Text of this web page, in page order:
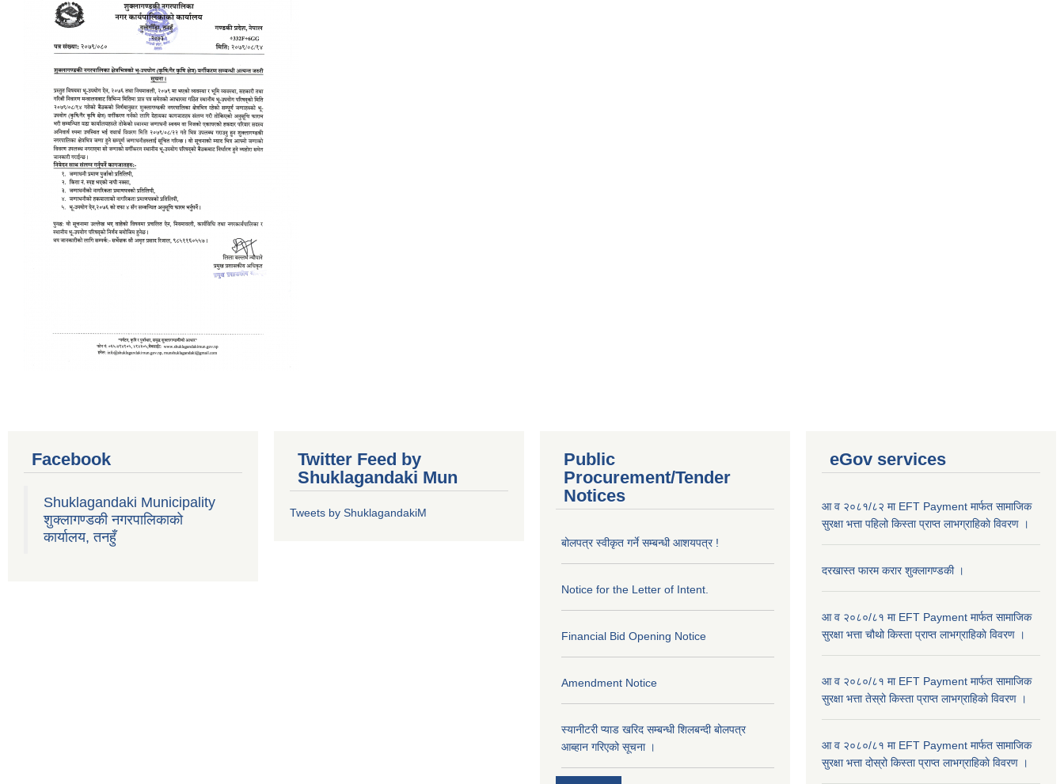
Facebook
Shuklagandaki Municipality
शुक्लागण्डकी नगरपालिकाको
कार्यालय, तनहुँ
Twitter Feed by
Shuklagandaki Mun
Tweets by ShuklagandakiM
Public
Procurement/Tender
Notices
बोलपत्र स्वीकृत गर्ने सम्बन्धी आशयपत्र !
Notice for the Letter of Intent.
Financial Bid Opening Notice
Amendment Notice
स्यानीटरी प्याड खरिद सम्बन्धी शिलबन्दी बोलपत्र
आब्हान गरिएको सूचना ।
eGov services
आ व २०८१/८२ मा EFT Payment मार्फत सामाजिक
सुरक्षा भत्ता पहिलो किस्ता प्राप्त लाभग्राहिकाे विवरण ।
दरखास्त फारम करार शुक्लागण्डकी ।
आ व २०८०/८१ मा EFT Payment मार्फत सामाजिक
सुरक्षा भत्ता चौथो किस्ता प्राप्त लाभग्राहिकाे विवरण ।
आ व २०८०/८१ मा EFT Payment मार्फत सामाजिक
सुरक्षा भत्ता तेस्रो किस्ता प्राप्त लाभग्राहिकाे विवरण ।
आ व २०८०/८१ मा EFT Payment मार्फत सामाजिक
सुरक्षा भत्ता दोस्रो किस्ता प्राप्त लाभग्राहिकाे विवरण ।